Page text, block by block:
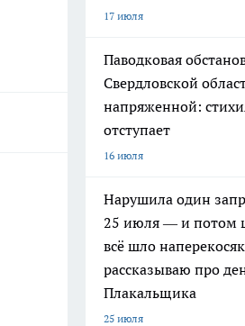
17 июля
Паводковая
Свердловской
напряженной:
отступает
16 июля
Нарушила один
25 июля — и потом
всё шло
рассказываю про
Плакальщика
25 июля